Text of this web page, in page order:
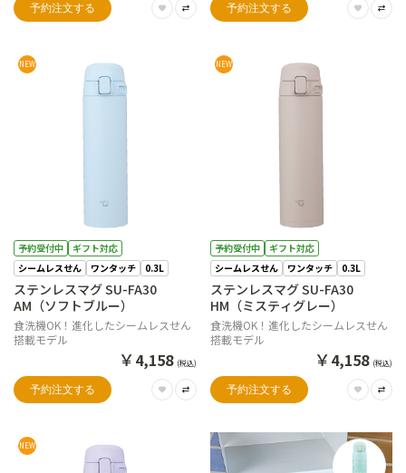
予約注文する 予約注文する
NEW
予約受付中
ギフト対応
シームレスせん
ワンタッチ 0.3L
ステンレスマグ SU-FA30
AM（ソフトブルー）
食洗機OK！進化したシームレスせん
搭載モデル
￥4,158 (税込)
予約注文する
NEW
予約受付中
ギフト対応
シームレスせん
ワンタッチ 0.3L
ステンレスマグ SU-FA30
HM（ミスティグレー）
食洗機OK！進化したシームレスせん
搭載モデル
￥4,158 (税込)
予約注文する
NEW